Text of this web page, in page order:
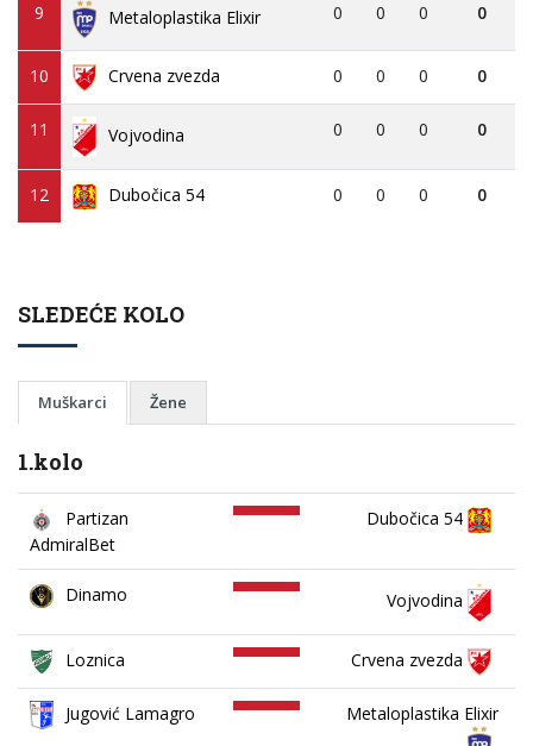
9 Metaloplastika Elixir 0 0 0 0
10 Crvena zvezda 0 0 0 0
11 Vojvodina 0 0 0 0
12 Dubočica 54 0 0 0 0
SLEDEĆE KOLO
Muškarci Žene
1.kolo
Partizan
AdmiralBet
Dubočica 54
Dinamo Vojvodina
Loznica Crvena zvezda
Jugović Lamagro Metaloplastika Elixir